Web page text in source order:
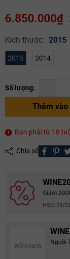
6.850.000₫
Kích thước: 2015
2015 2014
Số lượng: -
Thêm vào
Bạn phải từ 18
Chia sẻ
Giảm
HSD: 31/
Người